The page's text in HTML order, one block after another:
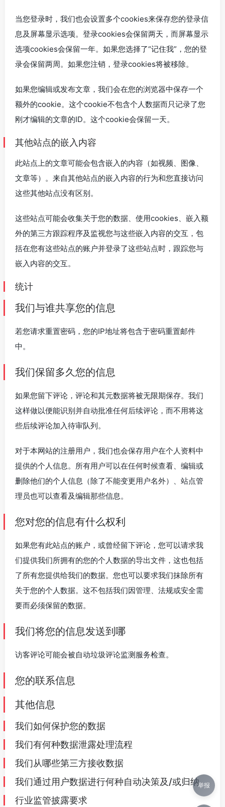
当您登录时，我们也会设置多个cookies来保存您的登录信
息及屏幕显示选项。登录cookies会保留两天，而屏幕显示
选项cookies会保留一年。如果您选择了“记住我”，您的登
录会保留两周。如果您注销，登录cookies将被移除。
如果您编辑或发布文章，我们会在您的浏览器中保存一个
额外的cookie。这个cookie不包含个人数据而只记录了您
刚才编辑的文章的ID。这个cookie会保留一天。
其他站点的嵌入内容
此站点上的文章可能会包含嵌入的内容（如视频、图像、
文章等）。来自其他站点的嵌入内容的行为和您直接访问
这些其他站点没有区别。
这些站点可能会收集关于您的数据、使用cookies、嵌入额
外的第三方跟踪程序及监视您与这些嵌入内容的交互，包
括在您有这些站点的账户并登录了这些站点时，跟踪您与
嵌入内容的交互。
统计
我们与谁共享您的信息
若您请求重置密码，您的IP地址将包含于密码重置邮件
中。
我们保留多久您的信息
如果您留下评论，评论和其元数据将被无限期保存。我们
这样做以便能识别并自动批准任何后续评论，而不用将这
些后续评论加入待审队列。
对于本网站的注册用户，我们也会保存用户在个人资料中
提供的个人信息。所有用户可以在任何时候查看、编辑或
删除他们的个人信息（除了不能变更用户名外）、站点管
理员也可以查看及编辑那些信息。
您对您的信息有什么权利
如果您有此站点的账户，或曾经留下评论，您可以请求我
们提供我们所拥有的您的个人数据的导出文件，这也包括
了所有您提供给我们的数据。您也可以要求我们抹除所有
关于您的个人数据。这不包括我们因管理、法规或安全需
要而必须保留的数据。
我们将您的信息发送到哪
访客评论可能会被自动垃圾评论监测服务检查。
您的联系信息
其他信息
我们如何保护您的数据
我们有何种数据泄露处理流程
我们从哪些第三方接收数据
我们通过用户数据进行何种自动决策及/或归纳
行业监管披露要求
举报